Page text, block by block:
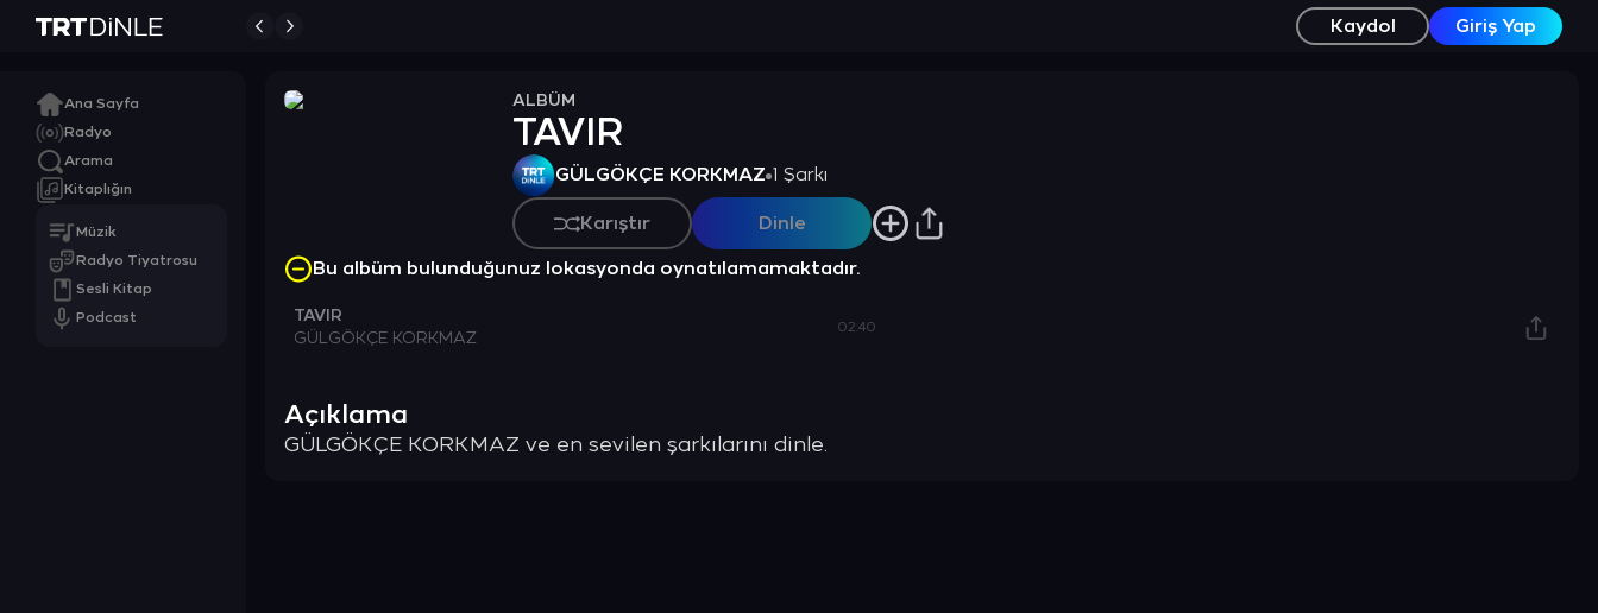
Kaydol Giriş Yap
Ana Sayfa
Radyo
Arama
Kitaplığın
Müzik
Radyo Tiyatrosu
Sesli Kitap
Podcast
ALBÜM
TAVIR
GÜLGÖKÇE KORKMAZ 1 Şarkı
Karıştır Dinle
Bu albüm bulunduğunuz lokasyonda oynatılamamaktadır.
TAVIR
GÜLGÖKÇE KORKMAZ
02:40
Açıklama
GÜLGÖKÇE KORKMAZ ve en sevilen şarkılarını dinle.